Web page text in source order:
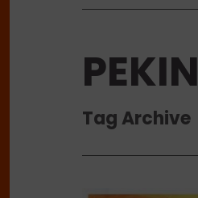
PEKIN
Tag Archive